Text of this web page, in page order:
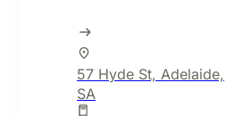
57 Hyde St, Adelaide,
SA